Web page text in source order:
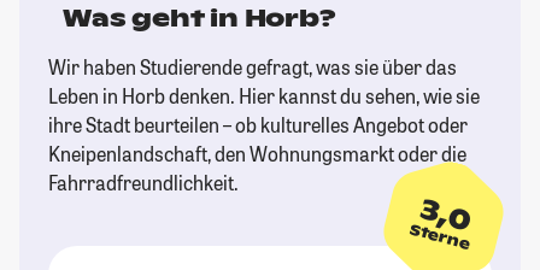
Was geht in Horb?
Wir haben Studierende gefragt, was sie über das
Leben in Horb denken. Hier kannst du sehen, wie sie
ihre Stadt beurteilen – ob kulturelles Angebot oder
Kneipenlandschaft, den Wohnungsmarkt oder die
Fahrradfreundlichkeit.
3,0
Sterne